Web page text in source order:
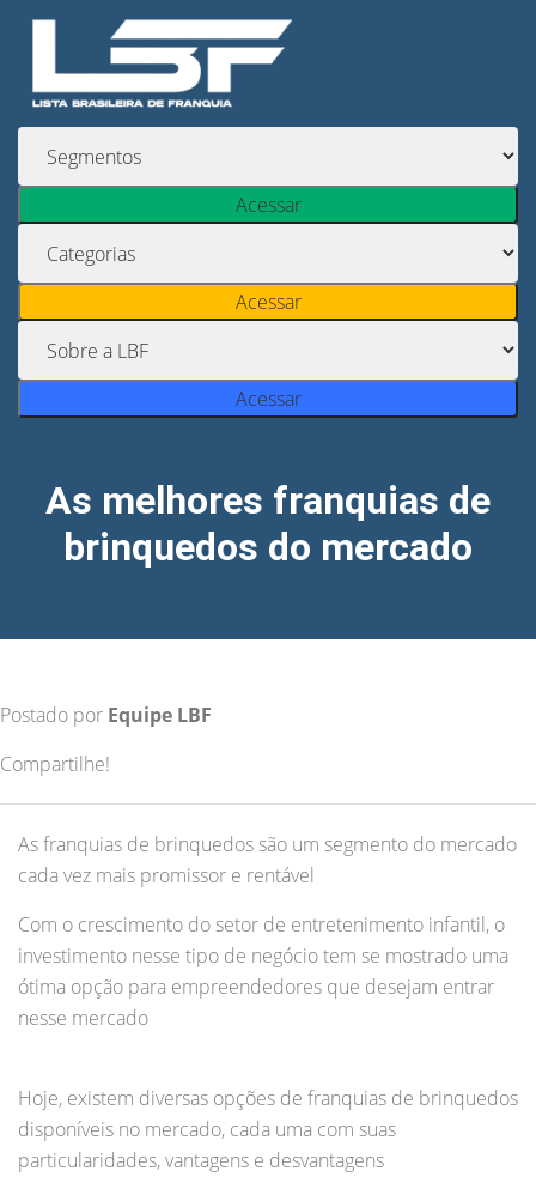
Acessar
Acessar
Acessar
As melhores franquias de
brinquedos do mercado
Postado por Equipe LBF
Compartilhe!
As franquias de brinquedos são um segmento do mercado
cada vez mais promissor e rentável
Com o crescimento do setor de entretenimento infantil, o
investimento nesse tipo de negócio tem se mostrado uma
ótima opção para empreendedores que desejam entrar
nesse mercado
Hoje, existem diversas opções de franquias de brinquedos
disponíveis no mercado, cada uma com suas
particularidades, vantagens e desvantagens